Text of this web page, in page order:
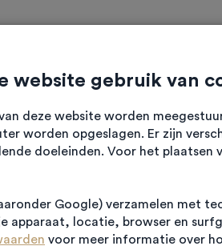
website gebruik van
deze website worden
worden opgeslagen. Er zijn
doeleinden. Voor het plaatsen
Google) verzamelen met
apparaat, locatie, browser en
voor meer informatie over